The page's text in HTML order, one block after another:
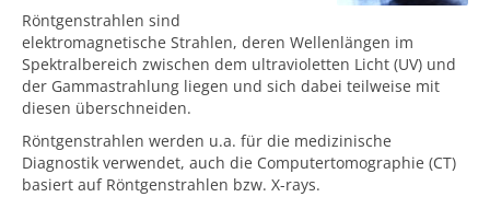
Röntgenstrahlen sind
elektromagnetische Strahlen, deren Wellenlängen im
Spektralbereich zwischen dem ultravioletten Licht (UV) und
der Gammastrahlung liegen und sich dabei teilweise mit
diesen überschneiden.
Röntgenstrahlen werden u.a. für die medizinische
Diagnostik verwendet, auch die Computertomographie (CT)
basiert auf Röntgenstrahlen bzw. X-rays.